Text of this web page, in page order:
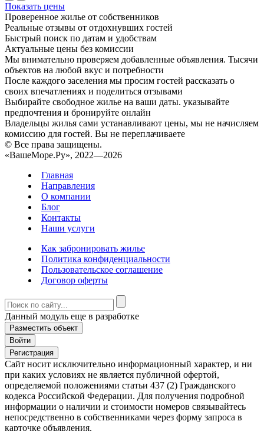
Показать цены
Проверенное жилье от собственников
Реальные отзывы от отдохнувших гостей
Быстрый поиск по датам и удобствам
Актуальные цены без комиссии
Мы внимательно проверяем добавленные объявления. Тысячи
объектов на любой вкус и потребности
После каждого заселения мы просим гостей рассказать о
своих впечатлениях и поделиться отзывами
Выбирайте свободное жилье на ваши даты. указывайте
предпочтения и бронируйте онлайн
Владельцы жилья сами устанавливают цены, мы не начисляем
комиссию для гостей. Вы не переплачиваете
© Все права защищены.
«ВашеМоре.Ру», 2022—2026
Главная
Направления
О компании
Блог
Контакты
Наши услуги
Как забронировать жилье
Политика конфиденциальности
Пользовательское соглашение
Договор оферты
Данный модуль еще в разработке
Разместить объект
Войти
Регистрация
Сайт носит исключительно информационный характер, и ни
при каких условиях не является публичной офертой,
определяемой положениями статьи 437 (2) Гражданского
кодекса Российской Федерации. Для получения подробной
информации о наличии и стоимости номеров связывайтесь
непосредственно в собственниками через форму запроса в
карточке объявления.